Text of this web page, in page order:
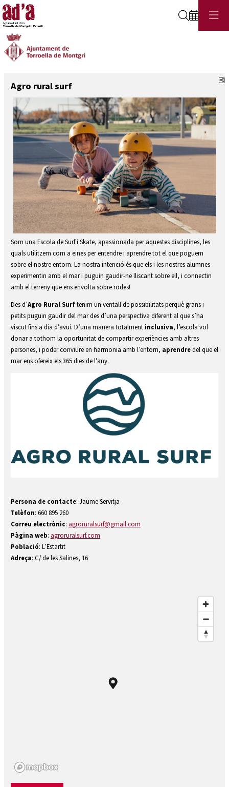
Cerca
Agro rural surf
Diapositiva 2 de 4
Som una Escola de Surf i Skate, apassionada per aquestes disciplines, les
quals utilitzem com a eines per entendre i aprendre tot el que poguem
sobre el nostre entorn. La nostra intenció és que els i les nostres alumnes
experimentin amb el mar i puguin gaudir-ne lliscant sobre ell, i connectin
amb el terreny que ens envolta sobre rodes!
Des d’Agro Rural Surftenim un ventall de possibilitats perquè grans i
petits puguin gaudir del mar des d’una perspectiva diferent al que s’ha
viscut fins a dia d’avui. D’una manera totalment inclusiva, l’escola vol
donar a tothom la oportunitat de compartir experiències amb altres
persones, i poder conviure en harmonia amb l’entorn, aprendredel que el
mar ens ofereix els 365 dies de l’any.
Persona de contacte: Jaume Servitja
Telèfon: 660 895 260
Correu electrònic: agroruralsurf@gmail.com
Pàgina web: agroruralsurf.com
Població: L’Estartit
Adreça: C/ de les Salines, 16